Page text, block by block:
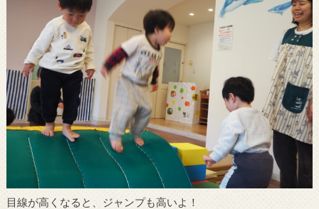
目線が高くなると、ジャンプも高いよ！